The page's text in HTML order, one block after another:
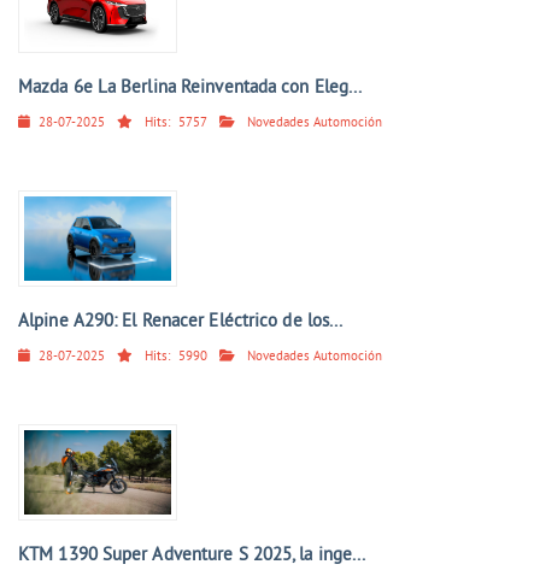
Mazda 6e La Berlina Reinventada con Eleg...
28-07-2025 Hits: 5757 Novedades Automoción
Alpine A290: El Renacer Eléctrico de los...
28-07-2025 Hits: 5990 Novedades Automoción
KTM 1390 Super Adventure S 2025, la inge...